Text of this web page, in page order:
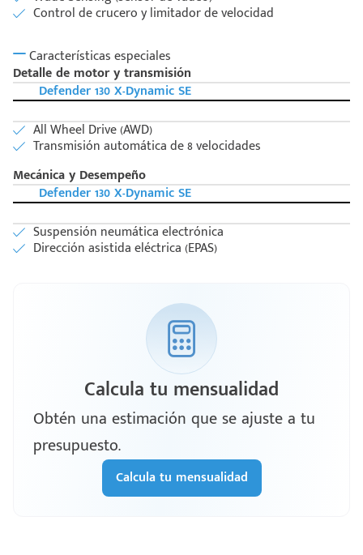
Control de crucero y limitador de velocidad
Características especiales
Detalle de motor y transmisión
Defender 130 X-Dynamic SE
All Wheel Drive (AWD)
Transmisión automática de 8 velocidades
Mecánica y Desempeño
Defender 130 X-Dynamic SE
Suspensión neumática electrónica
Dirección asistida eléctrica (EPAS)
Calcula tu mensualidad
Obtén una estimación que se ajuste a tu
presupuesto.
Calcula tu mensualidad